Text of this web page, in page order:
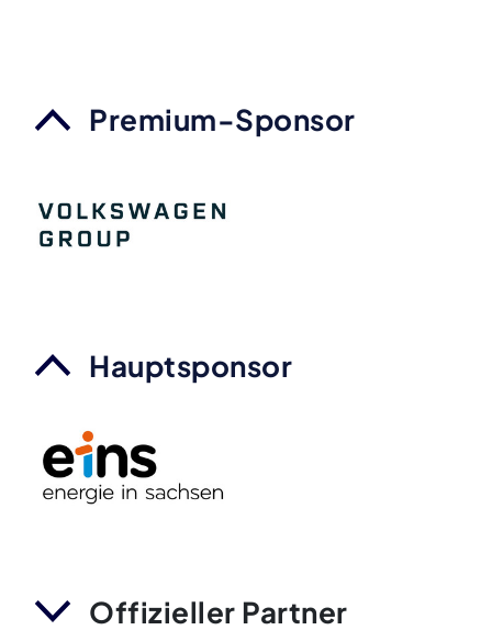
Premium-Sponsor
Hauptsponsor
Offizieller Partner